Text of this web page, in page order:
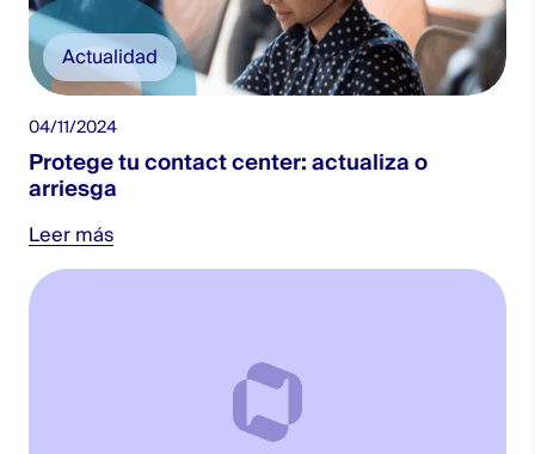
Actualidad
04/11/2024
Protege tu contact center: actualiza o
arriesga
Leer más